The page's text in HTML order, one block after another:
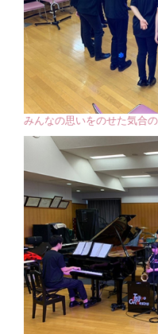
みんなの思いをのせた気合